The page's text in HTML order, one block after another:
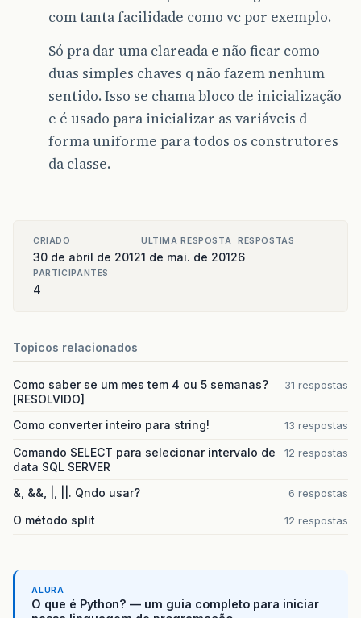
com tanta facilidade como vc por exemplo.
Só pra dar uma clareada e não ficar como
duas simples chaves q não fazem nenhum
sentido. Isso se chama bloco de inicialização
e é usado para inicializar as variáveis d
forma uniforme para todos os construtores
da classe.
CRIADO
30 de abril de 2012
ULTIMA RESPOSTA
1 de mai. de 2012
RESPOSTAS
6
PARTICIPANTES
4
Topicos relacionados
Como saber se um mes tem 4 ou 5 semanas?
[RESOLVIDO]
31 respostas
Como converter inteiro para string! 13 respostas
Comando SELECT para selecionar intervalo de
data SQL SERVER
12 respostas
&, &&, |, ||. Qndo usar? 6 respostas
O método split 12 respostas
ALURA
O que é Python? — um guia completo para iniciar